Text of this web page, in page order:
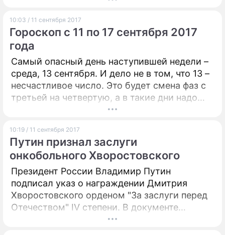
10:03 / 11 сентября 2017
Гороскоп с 11 по 17 сентября 2017
года
Самый опасный день наступившей недели –
среда, 13 сентября. И дело не в том, что 13 –
несчастливое число. Это будет смена фаз с
третьей на четвертую, а в такие дни надо
следить за здоровьем и эмоциями. Кроме
считаются одними из самых негативных в
месяце. Напомним, что луна сейчас
стареющая, а это значит, что лучше
заканчивать дела, а не начинать новые.
10:19 / 11 сентября 2017
Путин признал заслуги
онкобольного Хворостовского
Президент России Владимир Путин
подписал указ о награждении Дмитрия
Хворостовского орденом "За заслуги перед
Отечеством" IV степени. В документе
подчеркивается, что оперный певец внес